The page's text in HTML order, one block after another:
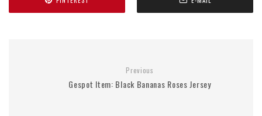
Previous
Gespot Item: Black Bananas Roses Jersey